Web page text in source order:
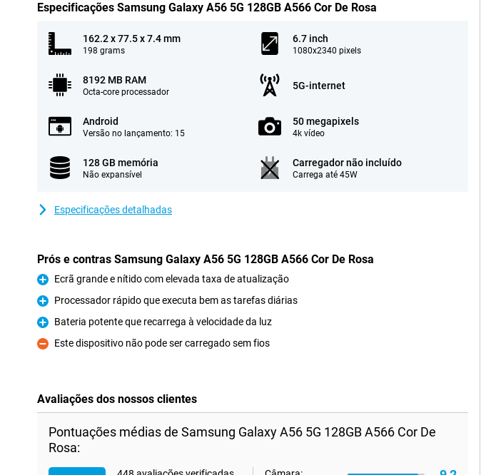
Especificações Samsung Galaxy A56 5G 128GB A566 Cor De Rosa
162.2 x 77.5 x 7.4 mm
198 grams
6.7 inch
1080x2340 pixels
8192 MB RAM
Octa-core processador
5G-internet
Android
Versão no lançamento: 15
50 megapixels
4k vídeo
128 GB memória
Não expansível
Carregador não incluído
Carrega até 45W
Especificações detalhadas
Prós e contras Samsung Galaxy A56 5G 128GB A566 Cor De Rosa
Prós
Ecrã grande e nítido com elevada taxa de atualização
Prós
Processador rápido que executa bem as tarefas diárias
Prós
Bateria potente que recarrega à velocidade da luz
Contras
Este dispositivo não pode ser carregado sem fios
Avaliações dos nossos clientes
Pontuações médias de Samsung Galaxy A56 5G 128GB A566 Cor De
Rosa: